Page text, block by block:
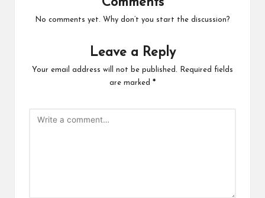
Comments
No comments yet. Why don’t you start the discussion?
Leave a Reply
Your email address will not be published.
Required fields
are marked *